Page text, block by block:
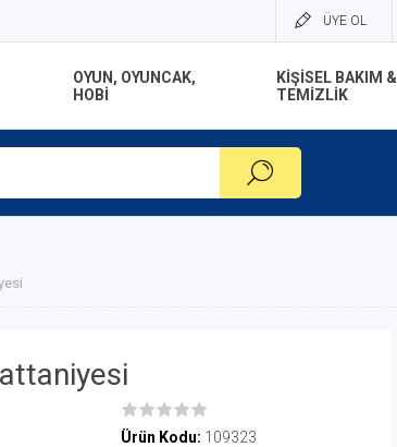
ÜYE OL
OYUN, OYUNCAK,
HOBİ
KİŞİSEL BAKIM &
TEMİZLİK
Ürün Kodu: 109323